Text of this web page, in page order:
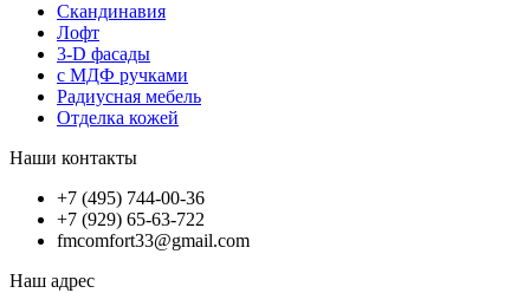
Скандинавия
Лофт
3-D фасады
с МДФ ручками
Радиусная мебель
Отделка кожей
Наши контакты
+7 (495) 744-00-36
+7 (929) 65-63-722
fmcomfort33@gmail.com
Наш адрес